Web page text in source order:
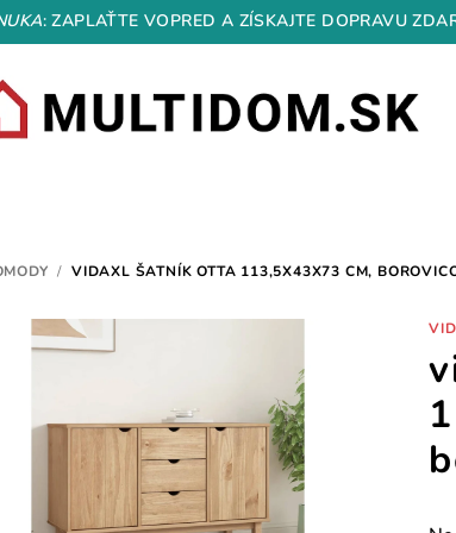
: ZAPLAŤTE VOPRED A ZÍSKAJTE DOPRAVU
/ VIDAXL ŠATNÍK OTTA 113,5X43X73 CM,